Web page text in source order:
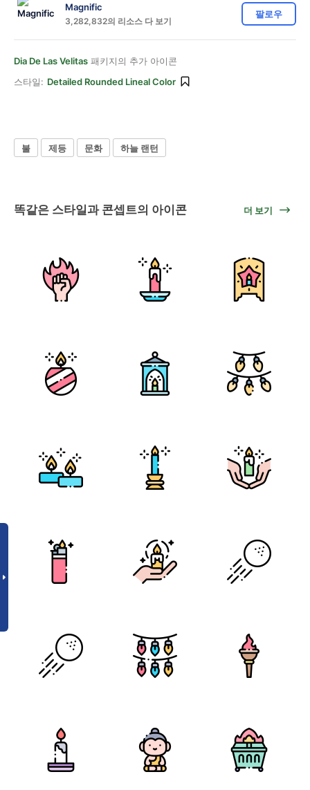
Magnific
3,282,832의 리소스 다 보기
팔로우
Dia De Las Velitas 패키지의 추가 아이콘
스타일: Detailed Rounded Lineal Color
불 제등 문화 하늘 랜턴
똑같은 스타일과 콘셉트의 아이콘 더 보기